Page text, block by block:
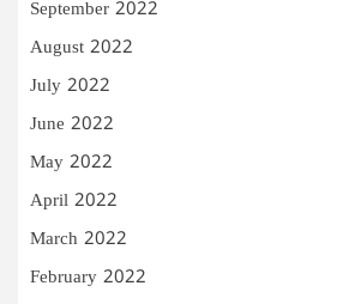
September 2022
August 2022
July 2022
June 2022
May 2022
April 2022
March 2022
February 2022